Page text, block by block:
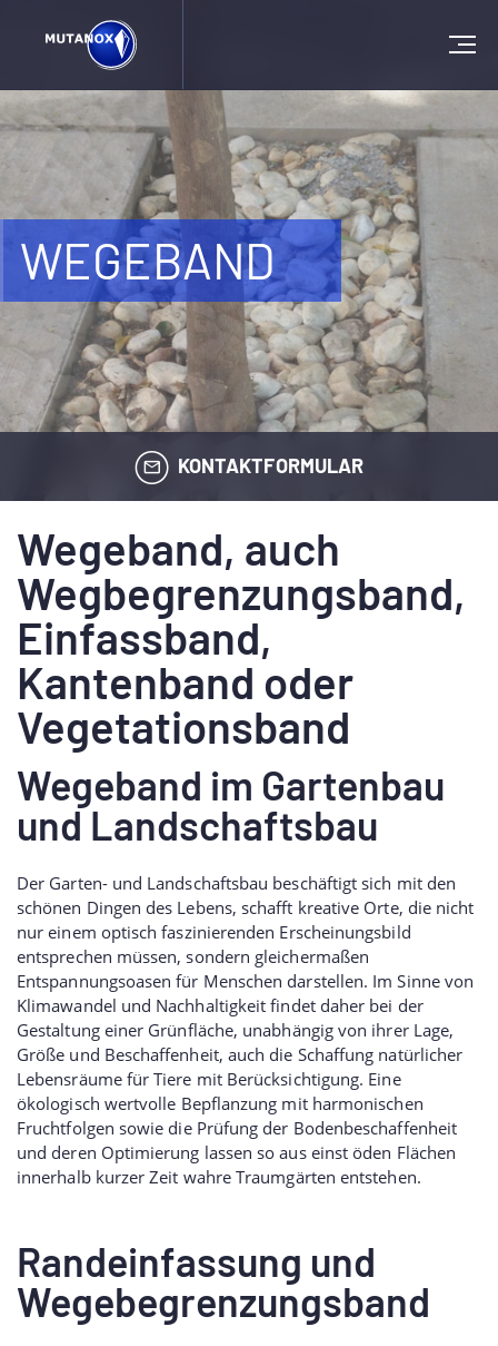
WEGEBAND
KONTAKTFORMULAR
Wegeband, auch
Wegbegrenzungsband,
Einfassband,
Kantenband oder
Vegetationsband
Wegeband im Gartenbau
und Landschaftsbau
Der Garten- und Landschaftsbau beschäftigt sich mit den
schönen Dingen des Lebens, schafft kreative Orte, die nicht
nur einem optisch faszinierenden Erscheinungsbild
entsprechen müssen, sondern gleichermaßen
Entspannungsoasen für Menschen darstellen. Im Sinne von
Klimawandel und Nachhaltigkeit findet daher bei der
Gestaltung einer Grünfläche, unabhängig von ihrer Lage,
Größe und Beschaffenheit, auch die Schaffung natürlicher
Lebensräume für Tiere mit Berücksichtigung. Eine
ökologisch wertvolle Bepflanzung mit harmonischen
Fruchtfolgen sowie die Prüfung der Bodenbeschaffenheit
und deren Optimierung lassen so aus einst öden Flächen
innerhalb kurzer Zeit wahre Traumgärten entstehen.
Randeinfassung und
Wegebegrenzungsband